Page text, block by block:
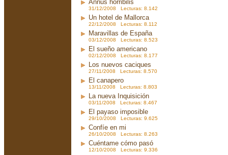
Annus horribilis
31/12/2008 Lecturas: 8.142
Un hotel de Mallorca
22/12/2008 Lecturas: 8.112
Maravillas de España
03/12/2008 Lecturas: 8.523
El sueño americano
02/12/2008 Lecturas: 8.177
Los nuevos caciques
27/11/2008 Lecturas: 8.570
El canapero
13/11/2008 Lecturas: 8.803
La nueva Inquisición
03/11/2008 Lecturas: 8.467
El payaso imposible
29/10/2008 Lecturas: 9.625
Confíe en mi
26/10/2008 Lecturas: 8.263
Cuéntame cómo pasó
12/10/2008 Lecturas: 9.336